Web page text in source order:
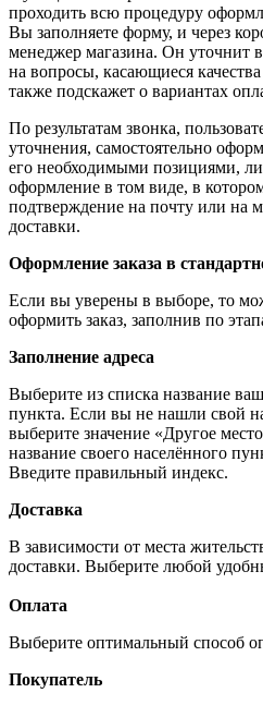
проходить всю процедуру
Вы заполняете форму, и через
менеджер магазина. Он уточнит
на вопросы, касающиеся
также подскажет о вариантах
По результатам звонка,
уточнения, самостоятельно
его необходимыми позициями,
оформление в том виде, в
подтверждение на почту или на
доставки.
Оформление заказа в
Если вы уверены в выборе, то
оформить заказ, заполнив по
Заполнение адреса
Выберите из списка название
пункта. Если вы не нашли свой
выберите значение «Другое
название своего населённого
Введите правильный индекс.
Доставка
В зависимости от места
доставки. Выберите любой
Оплата
Выберите оптимальный способ
Покупатель